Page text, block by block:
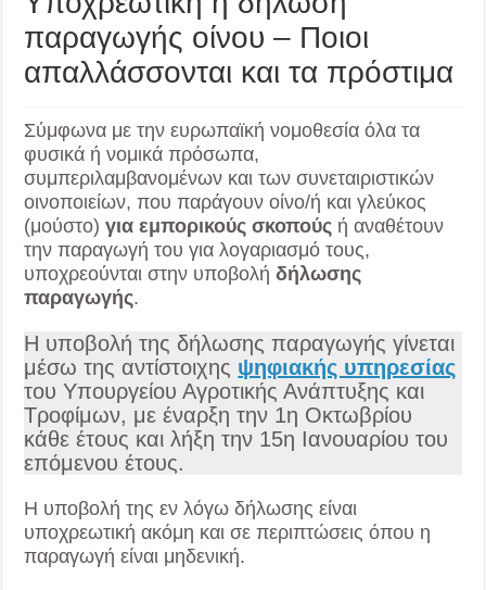
παραγωγής οίνου – Ποιοι
απαλλάσσονται και τα πρόστιμα
Σύμφωνα με την ευρωπαϊκή νομοθεσία όλα τα
φυσικά ή νομικά πρόσωπα,
συμπεριλαμβανομένων και των συνεταιριστικών
οινοποιείων, που παράγουν οίνο/ή και γλεύκος
(μούστο)για εμπορικούς σκοπούς ή αναθέτουν
την παραγωγή του για λογαριασμό τους,
υποχρεούνται στην υποβολήδήλωσης
παραγωγής.
Η υποβολή της δήλωσης παραγωγής γίνεται
μέσω της αντίστοιχης ψηφιακής υπηρεσίας
του Υπουργείου Αγροτικής Ανάπτυξης και
Τροφίμων, με έναρξη την 1η Οκτωβρίου
κάθε έτους και λήξη την 15η Ιανουαρίου του
επόμενου έτους.
Η υποβολή της εν λόγω δήλωσης είναι
υποχρεωτική ακόμη και σε περιπτώσεις όπου η
παραγωγή είναι μηδενική.